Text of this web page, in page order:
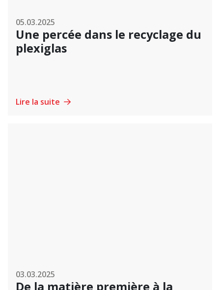
05.03.2025
Une percée dans le recyclage du
plexiglas
Lire la suite
03.03.2025
De la matière première à la